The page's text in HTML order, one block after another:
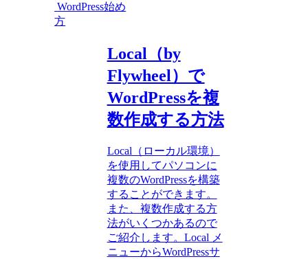
WordPress始め
方
Local（by
Flywheel）で
WordPressを複
数作成する方法
Local（ローカル環境）
を使用してパソコンに
複数のWordPressを構築
することができます。
また、複数作成する方
法がいくつかあるので
ご紹介します。Local メ
ニューからWordPressサ